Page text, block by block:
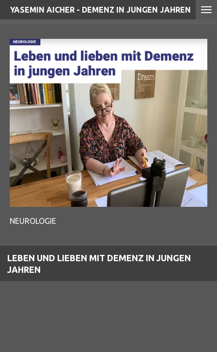
Zum
springen
YASEMIN AICHER - DEMENZ IN JUNGEN JAHREN
NEUROLOGIE
LEBEN UND LIEBEN MIT DEMENZ IN JUNGEN
JAHREN